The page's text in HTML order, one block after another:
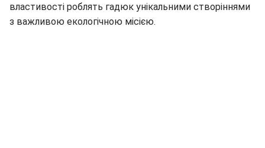
властивості роблять гадюк унікальними створіннями
з важливою екологічною місією.